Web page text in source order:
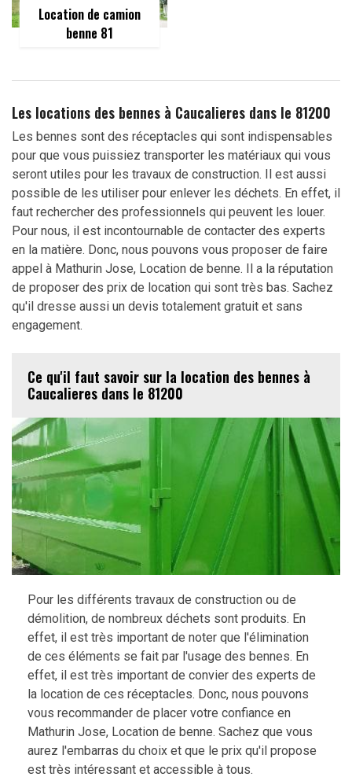
Location de camion
benne 81
Les locations des bennes à Caucalieres dans le 81200
Les bennes sont des réceptacles qui sont indispensables
pour que vous puissiez transporter les matériaux qui vous
seront utiles pour les travaux de construction. Il est aussi
possible de les utiliser pour enlever les déchets. En effet, il
faut rechercher des professionnels qui peuvent les louer.
Pour nous, il est incontournable de contacter des experts
en la matière. Donc, nous pouvons vous proposer de faire
appel à Mathurin Jose, Location de benne. Il a la réputation
de proposer des prix de location qui sont très bas. Sachez
qu'il dresse aussi un devis totalement gratuit et sans
engagement.
Ce qu'il faut savoir sur la location des bennes à
Caucalieres dans le 81200
Pour les différents travaux de construction ou de
démolition, de nombreux déchets sont produits. En
effet, il est très important de noter que l'élimination
de ces éléments se fait par l'usage des bennes. En
effet, il est très important de convier des experts de
la location de ces réceptacles. Donc, nous pouvons
vous recommander de placer votre confiance en
Mathurin Jose, Location de benne. Sachez que vous
aurez l'embarras du choix et que le prix qu'il propose
est très intéressant et accessible à tous.